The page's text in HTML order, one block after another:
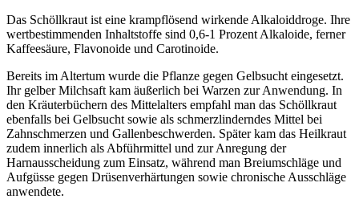
Das Schöllkraut ist eine krampflösend wirkende Alkaloiddroge. Ihre
wertbestimmenden Inhaltstoffe sind 0,6-1 Prozent Alkaloide, ferner
Kaffeesäure, Flavonoide und Carotinoide.
Bereits im Altertum wurde die Pflanze gegen Gelbsucht eingesetzt.
Ihr gelber Milchsaft kam äußerlich bei Warzen zur Anwendung. In
den Kräuterbüchern des Mittelalters empfahl man das Schöllkraut
ebenfalls bei Gelbsucht sowie als schmerzlinderndes Mittel bei
Zahnschmerzen und Gallenbeschwerden. Später kam das Heilkraut
zudem innerlich als Abführmittel und zur Anregung der
Harnausscheidung zum Einsatz, während man Breiumschläge und
Aufgüsse gegen Drüsenverhärtungen sowie chronische Ausschläge
anwendete.